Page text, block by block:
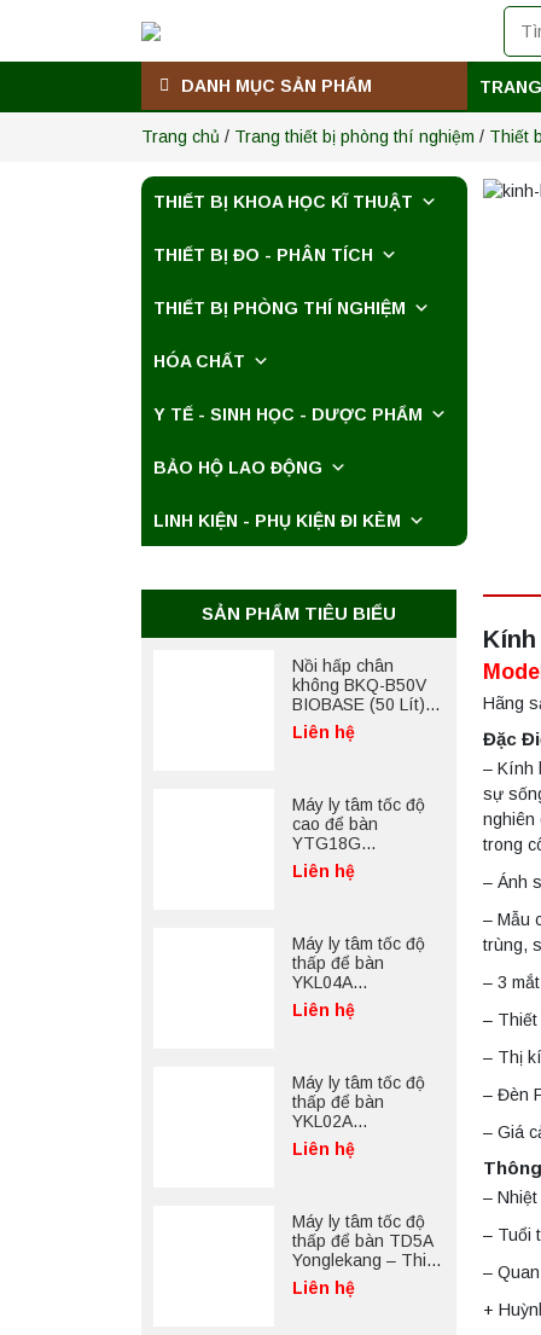
DANH MỤC SẢN PHẨM
THIẾT BỊ KHOA HỌC KĨ THUẬT
THIẾT BỊ ĐO - PHÂN TÍCH
THIẾT BỊ PHÒNG THÍ NGHIỆM
HÓA CHẤT
Y TẾ - SINH HỌC - DƯỢC PHẨM
BẢO HỘ LAO ĐỘNG
LINH KIỆN - PHỤ KIỆN ĐI KÈM
Trang chủ / Trang thiết bị phòng thí nghiệm / Thiết
Hãng
Đặc
– Kính
sự
nghiên
trong
– Ánh
– Mẫu
trùng,
– 3
– Thiết
– Thị
– Đèn
– Giá
– Nhiệt
– Tuổi
–
+
SẢN PHẨM TIÊU BIỂU
Nồi hấp chân
không BKQ-B50V
BIOBASE (50 Lít) –
Giải pháp tiệt trùng
hiệu quả
Liên hệ
Máy ly tâm tốc độ
cao để bàn
YTG18G
Yonglekang – Thiết
bị ly tâm phòng thí
Liên hệ
Máy ly tâm tốc độ
thấp để bàn
YKL04A
Yonglekang – Máy
ly tâm phòng thí
Liên hệ
Máy ly tâm tốc độ
thấp để bàn
YKL02A
Yonglekang – Máy
ly tâm phòng thí
Liên hệ
Máy ly tâm tốc độ
thấp để bàn TD5A
Yonglekang – Thiết
bị ly tâm phòng thí
nghiệm
Liên hệ